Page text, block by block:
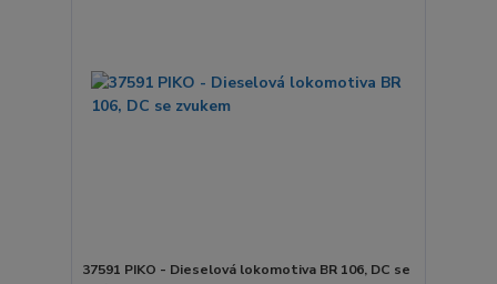
37591 PIKO - Dieselová lokomotiva BR 106, DC se